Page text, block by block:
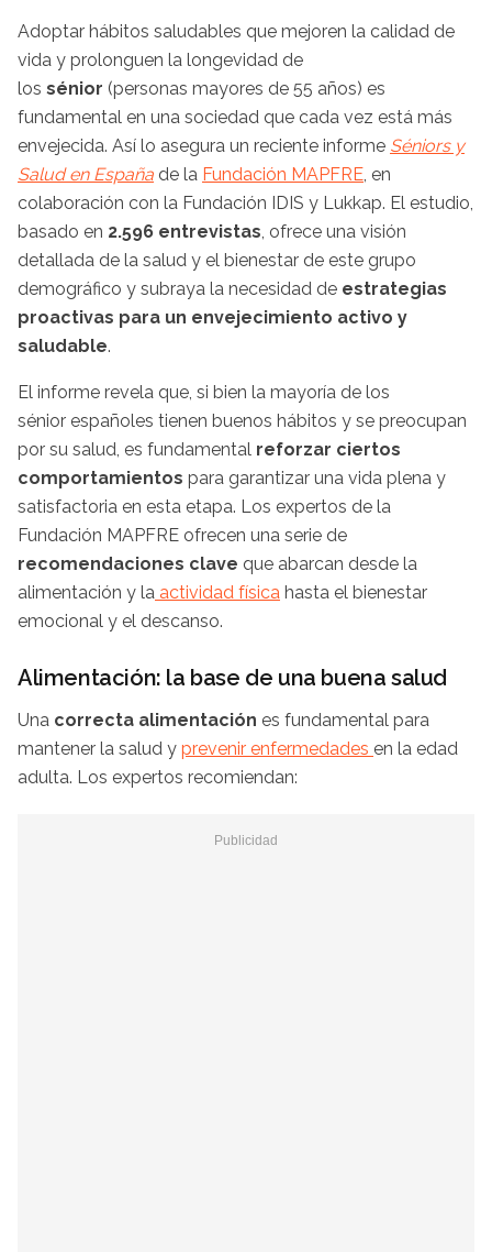
Adoptar hábitos saludables que mejoren la calidad de
vida y prolonguen la longevidad de
los sénior (personas mayores de 55 años) es
fundamental en una sociedad que cada vez está más
envejecida. Así lo asegura un reciente informe Séniors y
Salud en España de la Fundación MAPFRE, en
colaboración con la Fundación IDIS y Lukkap. El estudio,
basado en 2.596 entrevistas, ofrece una visión
detallada de la salud y el bienestar de este grupo
demográfico y subraya la necesidad de estrategias
proactivas para un envejecimiento activo y
saludable.
El informe revela que, si bien la mayoría de los
sénior españoles tienen buenos hábitos y se preocupan
por su salud, es fundamental reforzar ciertos
comportamientos para garantizar una vida plena y
satisfactoria en esta etapa. Los expertos de la
Fundación MAPFRE ofrecen una serie de
recomendaciones clave que abarcan desde la
alimentación y la actividad física hasta el bienestar
emocional y el descanso.
Alimentación: la base de una buena salud
Una correcta alimentación es fundamental para
mantener la salud y prevenir enfermedades en la edad
adulta. Los expertos recomiendan: